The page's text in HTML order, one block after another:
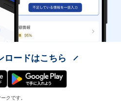
ロードはこちら
クです。